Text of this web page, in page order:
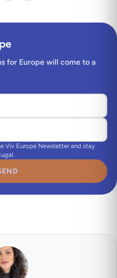
for Europe will come to a
Viv Europe Newsletter and stay